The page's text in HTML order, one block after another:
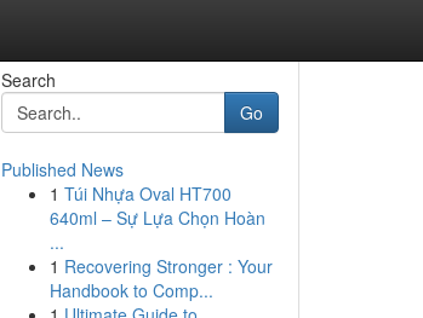
Search
Go
Published News
1 Túi Nhựa Oval HT700
640ml – Sự Lựa Chọn Hoàn
...
1 Recovering Stronger : Your
Handbook to Comp...